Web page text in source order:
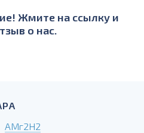
Жмите на ссылку и
о нас.
АМг2Н2